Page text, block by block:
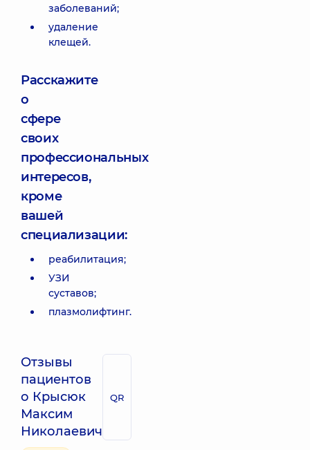
заболеваний;
удаление
клещей.
Расскажите
о
сфере
своих
профессиональных
интересов,
кроме
вашей
специализации:
реабилитация;
УЗИ
суставов;
плазмолифтинг.
Отзывы
пациентов
о Крысюк
Максим
Николаевич
QR